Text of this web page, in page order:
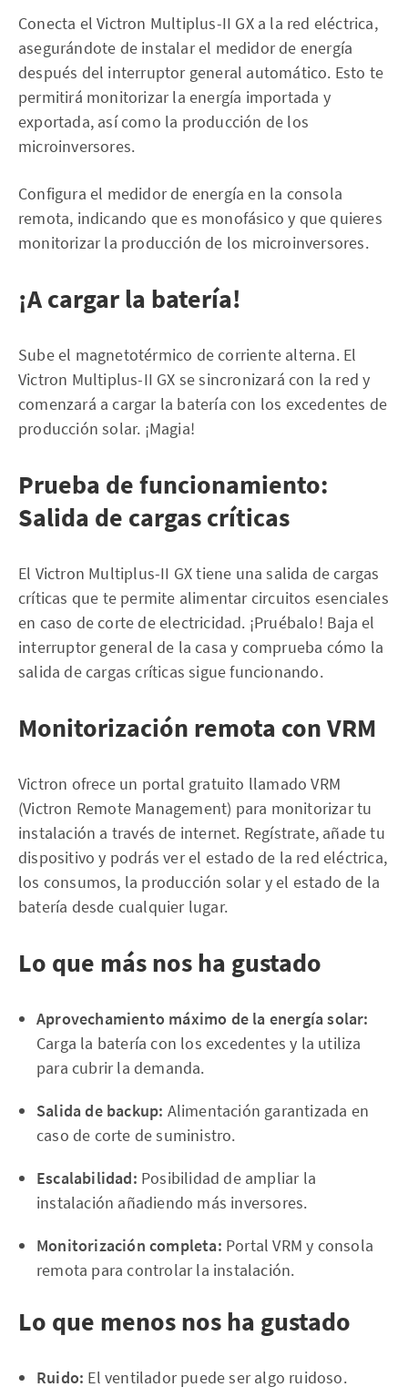
Conecta el Victron Multiplus-II GX a la red eléctrica,
asegurándote de instalar el medidor de energía
después del interruptor general automático. Esto te
permitirá monitorizar la energía importada y
exportada, así como la producción de los
microinversores.
Configura el medidor de energía en la consola
remota, indicando que es monofásico y que quieres
monitorizar la producción de los microinversores.
¡A cargar la batería!
Sube el magnetotérmico de corriente alterna. El
Victron Multiplus-II GX se sincronizará con la red y
comenzará a cargar la batería con los excedentes de
producción solar. ¡Magia!
Prueba de funcionamiento:
Salida de cargas críticas
El Victron Multiplus-II GX tiene una salida de cargas
críticas que te permite alimentar circuitos esenciales
en caso de corte de electricidad. ¡Pruébalo! Baja el
interruptor general de la casa y comprueba cómo la
salida de cargas críticas sigue funcionando.
Monitorización remota con VRM
Victron ofrece un portal gratuito llamado VRM
(Victron Remote Management) para monitorizar tu
instalación a través de internet. Regístrate, añade tu
dispositivo y podrás ver el estado de la red eléctrica,
los consumos, la producción solar y el estado de la
batería desde cualquier lugar.
Lo que más nos ha gustado
Aprovechamiento máximo de la energía solar:
Carga la batería con los excedentes y la utiliza
para cubrir la demanda.
Salida de backup: Alimentación garantizada en
caso de corte de suministro.
Escalabilidad: Posibilidad de ampliar la
instalación añadiendo más inversores.
Monitorización completa: Portal VRM y consola
remota para controlar la instalación.
Lo que menos nos ha gustado
Ruido: El ventilador puede ser algo ruidoso.